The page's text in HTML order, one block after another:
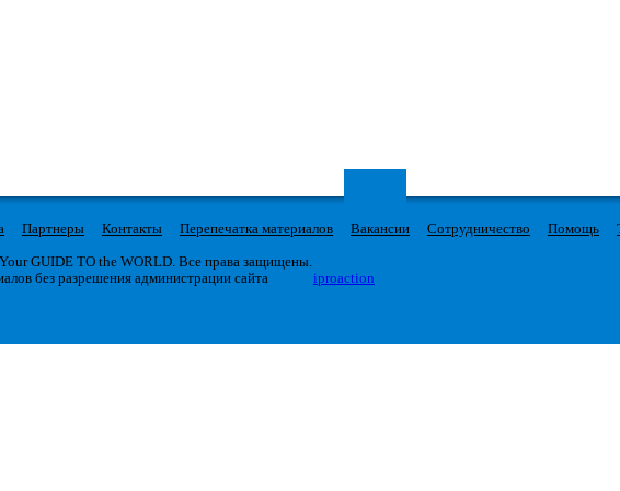
Партнеры Контакты Перепечатка материалов Вакансии Сотрудничество Помощь
GUIDE TO the WORLD. Все права защищены.
без разрешения администрации сайта
iproaction